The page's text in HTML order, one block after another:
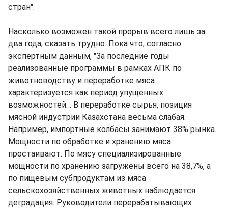
стран".
Насколько возможен такой прорыв всего лишь за
два года, сказать трудно. Пока что, согласно
экспертным данным, "За последние годы
реализованные программы в рамках АПК по
животноводству и переработке мяса
характеризуется как период упущенных
возможностей… В переработке сырья, позиция
мясной индустрии Казахстана весьма слабая.
Например, импортные колбасы занимают 38% рынка.
Мощности по обработке и хранению мяса
простаивают. По мясу специализированные
мощности по хранению загружены всего на 38,7%, а
по пищевым субпродуктам из мяса
сельскохозяйственных животных наблюдается
деградация. Руководители перерабатывающих